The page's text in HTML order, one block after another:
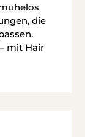
die
mit Hair